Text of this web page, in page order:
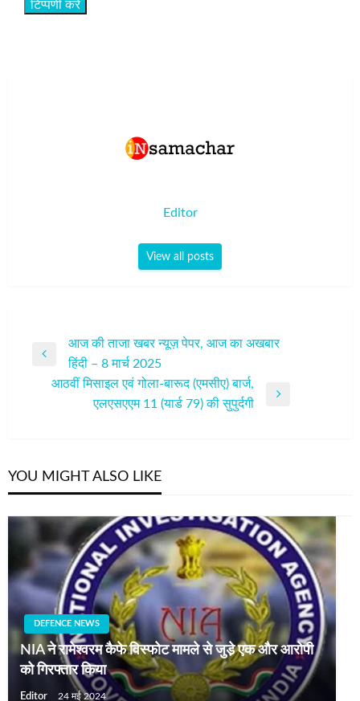
Editor
View all posts
नेविगेशन
Previous
Post
आज की ताजा खबर न्यूज़ पेपर, आज का अखबार
हिंदी – 8 मार्च 2025
आठवीं मिसाइल एवं गोला-बारूद (एमसीए) बार्ज,
एलएसएएम 11 (यार्ड 79) की सुपुर्दगी
YOU MIGHT ALSO LIKE
DEFENCE NEWS
NIA ने रामेश्‍वरम कैफे विस्‍फोट मामले से जुडे़ एक और आरोपी
को गिरफ्तार किया
Editor 24 मई 2024